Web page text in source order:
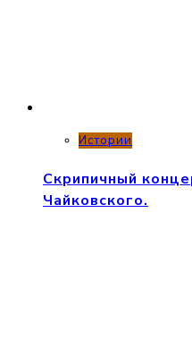
Истории
Скрипичный
Чайковского.